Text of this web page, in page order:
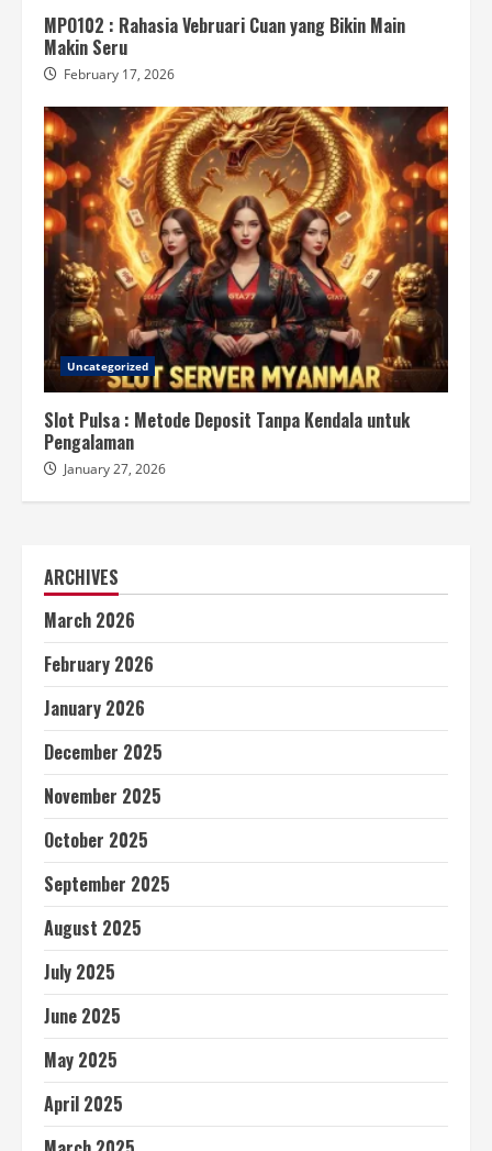
MPO102 : Rahasia Vebruari Cuan yang Bikin Main
Makin Seru
February 17, 2026
Uncategorized
Slot Pulsa : Metode Deposit Tanpa Kendala untuk
Pengalaman
January 27, 2026
ARCHIVES
March 2026
February 2026
January 2026
December 2025
November 2025
October 2025
September 2025
August 2025
July 2025
June 2025
May 2025
April 2025